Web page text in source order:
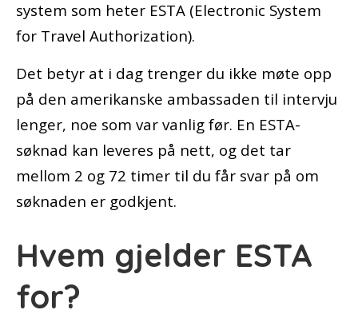
system som heter ESTA (Electronic System
for Travel Authorization).
Det betyr at i dag trenger du ikke møte opp
på den amerikanske ambassaden til intervju
lenger, noe som var vanlig før. En ESTA-
søknad kan leveres på nett, og det tar
mellom 2 og 72 timer til du får svar på om
søknaden er godkjent.
Hvem gjelder ESTA
for?